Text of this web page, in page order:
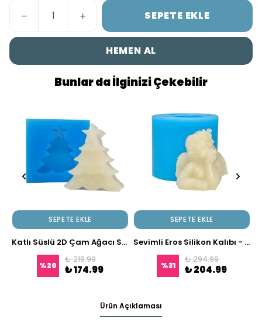
SEPETE EKLE
HEMEN AL
Bunlar da İlginizi Çekebilir
SEPETE EKLE
Katlı Süslü 2D Çam Ağacı Silikon Kalıp
%20
₺ 219.99
₺ 174.99
SEPETE EKLE
Sevimli Eros Silikon Kalıbı - Küçük Melek Kalıbı
%31
₺ 294.99
₺ 204.99
Ürün Açıklaması